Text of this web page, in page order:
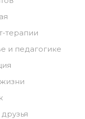
терапии
и педагогике